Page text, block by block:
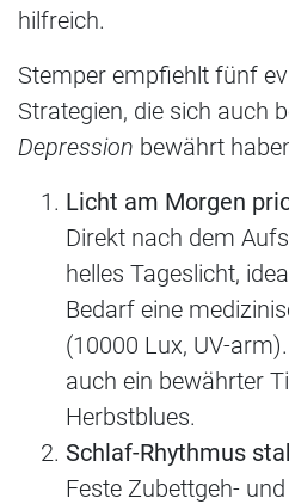
hilfreich.
Stemper empfiehlt fünf
Strategien, die sich auch
Depression bewährt
Licht am Morgen
Direkt nach dem
helles Tageslicht,
Bedarf eine
(10000 Lux, UV-
auch ein bewährter
Herbstblues.
Schlaf-Rhythmus
Feste Zubettgeh-